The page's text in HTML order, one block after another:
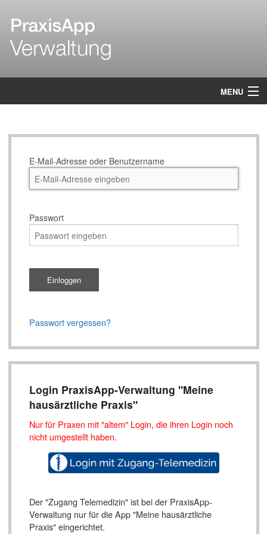
MENU
E-Mail-Adresse oder Benutzername
Passwort
Passwort vergessen?
Login PraxisApp-Verwaltung "Meine
hausärztliche Praxis"
Nur für Praxen mit "altem" Login, die ihren Login noch
nicht umgestellt haben.
Der "Zugang Telemedizin" ist bei der PraxisApp-
Verwaltung nur für die App "Meine hausärztliche
Praxis" eingerichtet.